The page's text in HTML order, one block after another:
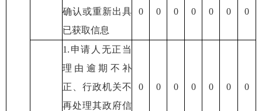
确认或重新出具
已获取信息
0 0 0 0 0 0 0
1.申请人无正当
理由逾期不补
正、行政机关不
再处理其政府信
0 0 0 0 0 0 0